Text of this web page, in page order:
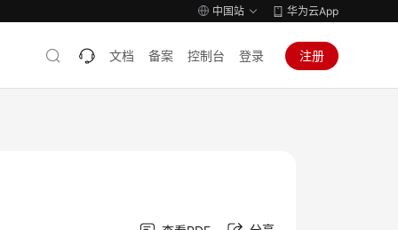
中国站 华为云App
文档 备案 控制台 登录 注册